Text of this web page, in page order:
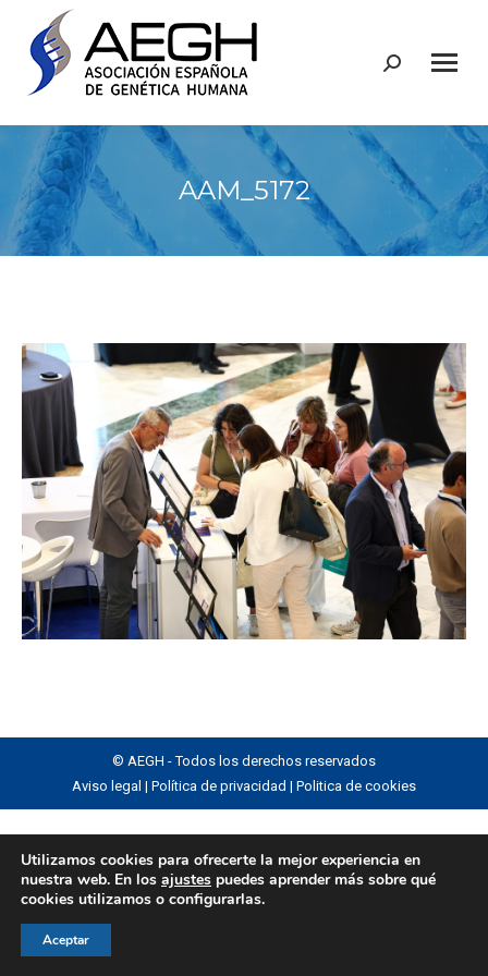
Buscar:
AAM_5172
© AEGH - Todos los derechos reservados
Aviso legal | Política de privacidad | Politica de cookies
Utilizamos cookies para ofrecerte la mejor experiencia en
nuestra web. En los ajustes puedes aprender más sobre qué
cookies utilizamos o configurarlas.
Aceptar